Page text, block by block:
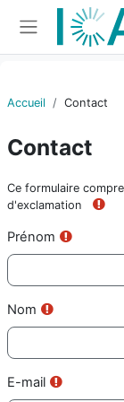
Passer au contenu
Panneau
Accueil Contact
Contact
Ce formulaire
d'exclamation
Prénom
Nom
E-mail